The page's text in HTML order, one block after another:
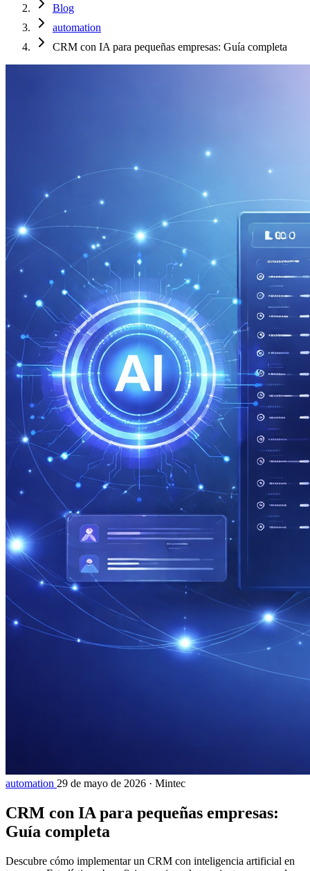
Blog
automation
CRM con IA para pequeñas empresas: Guía completa
automation 29 de mayo de 2026 · Mintec
CRM con IA para pequeñas empresas:
Guía completa
Descubre cómo implementar un CRM con inteligencia artificial en